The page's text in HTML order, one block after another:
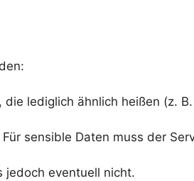
lediglich ähnlich heißen (z.
sensible Daten muss der
jedoch eventuell nicht.